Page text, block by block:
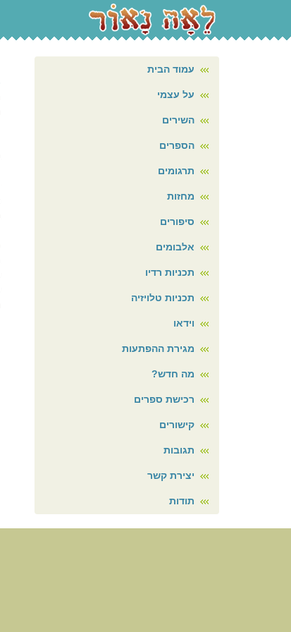
עמוד הבית
על עצמי
השירים
הספרים
תרגומים
מחזות
סיפורים
אלבומים
תכניות רדיו
תכניות טלויזיה
וידאו
מגירת ההפתעות
מה חדש?
רכישת ספרים
קישורים
תגובות
יצירת קשר
תודות